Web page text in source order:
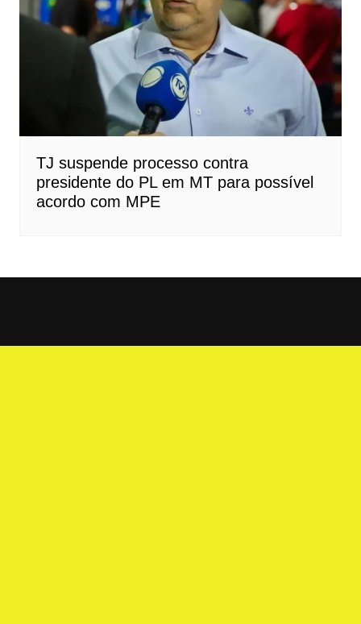
TJ suspende processo contra
presidente do PL em MT para possível
acordo com MPE